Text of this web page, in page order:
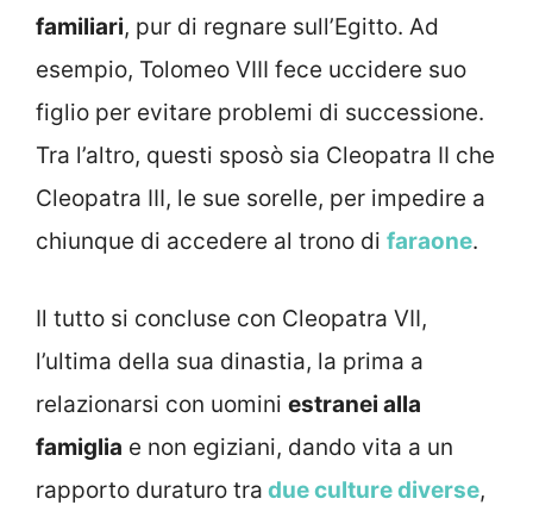
familiari, pur di regnare sull’Egitto. Ad
esempio, Tolomeo VIII fece uccidere suo
figlio per evitare problemi di successione.
Tra l’altro, questi sposò sia Cleopatra II che
Cleopatra III, le sue sorelle, per impedire a
chiunque di accedere al trono di faraone.
Il tutto si concluse con Cleopatra VII,
l’ultima della sua dinastia, la prima a
relazionarsi con uomini estranei alla
famiglia e non egiziani, dando vita a un
rapporto duraturo tra due culture diverse,